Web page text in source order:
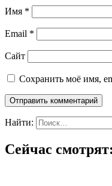
Имя *
Email *
Сайт
Сохранить моё имя,
Найти:
Сейчас смотрят: